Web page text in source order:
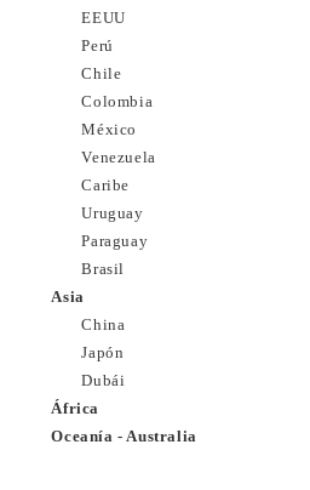
EEUU
Perú
Chile
Colombia
México
Venezuela
Caribe
Uruguay
Paraguay
Brasil
Asia
China
Japón
Dubái
África
Oceanía - Australia